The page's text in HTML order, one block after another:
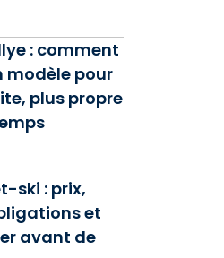
: comment
modèle pour
plus propre
ski : prix,
et
avant de